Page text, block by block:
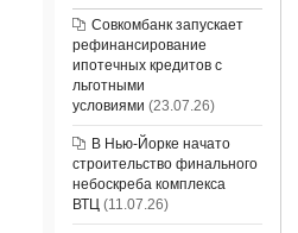
Совкомбанк запускает
рефинансирование
ипотечных кредитов с
льготными
условиями (23.07.26)
В Нью-Йорке начато
строительство финального
небоскреба комплекса
ВТЦ(11.07.26)